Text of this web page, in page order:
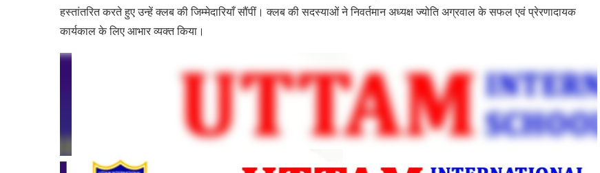
हस्तांतरित करते हुए उन्हें क्लब की जिम्मेदारियाँ सौंपीं। क्लब की सदस्याओं ने निवर्तमान अध्यक्ष ज्योति अग्रवाल के सफल एवं प्रेरणादायक
कार्यकाल के लिए आभार व्यक्त किया।